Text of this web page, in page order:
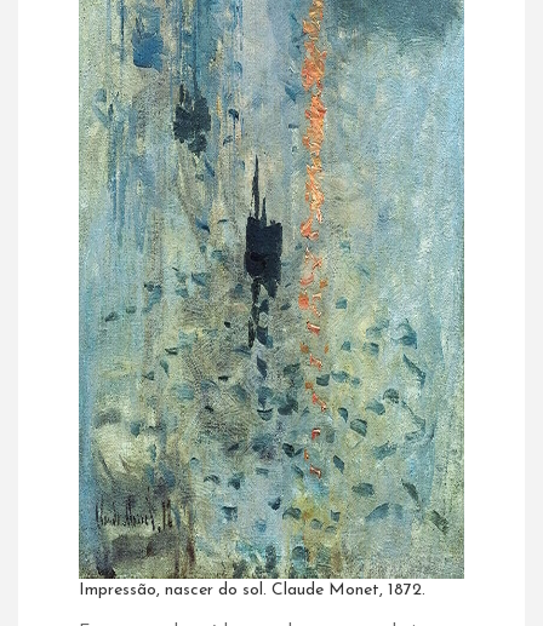
Impressão, nascer do sol. Claude Monet, 1872.